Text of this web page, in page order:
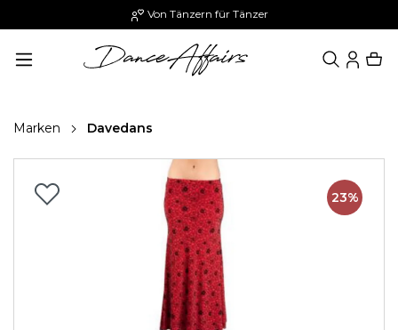
Von Tänzern für Tänzer
Marken Davedans
23%
Bildergalerie überspringen